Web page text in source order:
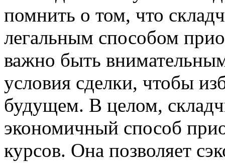
помнить о том, что
легальным способом
важно быть
условия сделки, чтобы
будущем. В целом,
экономичный способ
курсов. Она позволяет